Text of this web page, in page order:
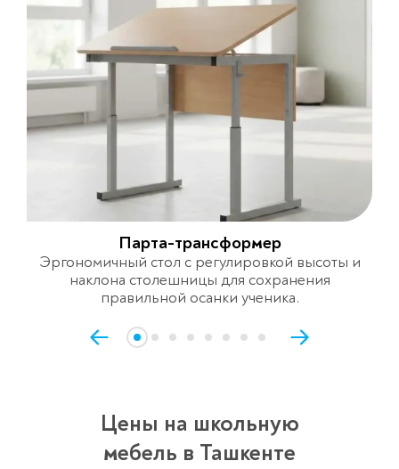
Парта-трансформер
Эргономичный стол с регулировкой высоты и
наклона столешницы для сохранения
правильной осанки ученика.
Цены на школьную
мебель в Ташкенте